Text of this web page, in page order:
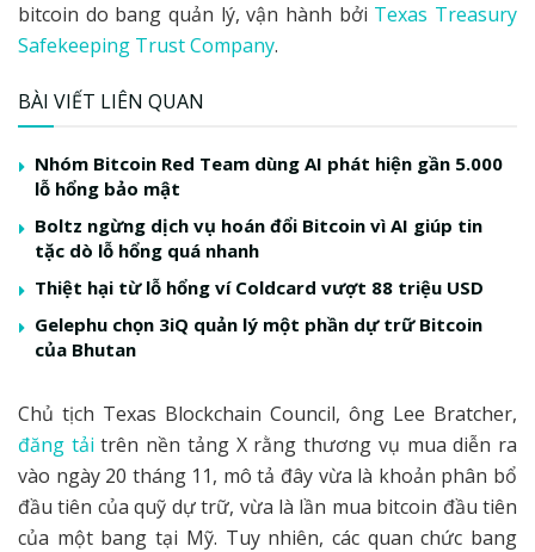
bitcoin do bang quản lý, vận hành bởi Texas Treasury
Safekeeping Trust Company.
BÀI VIẾT LIÊN QUAN
Nhóm Bitcoin Red Team dùng AI phát hiện gần 5.000
lỗ hổng bảo mật
Boltz ngừng dịch vụ hoán đổi Bitcoin vì AI giúp tin
tặc dò lỗ hổng quá nhanh
Thiệt hại từ lỗ hổng ví Coldcard vượt 88 triệu USD
Gelephu chọn 3iQ quản lý một phần dự trữ Bitcoin
của Bhutan
Chủ tịch Texas Blockchain Council, ông Lee Bratcher,
đăng tải trên nền tảng X rằng thương vụ mua diễn ra
vào ngày 20 tháng 11, mô tả đây vừa là khoản phân bổ
đầu tiên của quỹ dự trữ, vừa là lần mua bitcoin đầu tiên
của một bang tại Mỹ. Tuy nhiên, các quan chức bang